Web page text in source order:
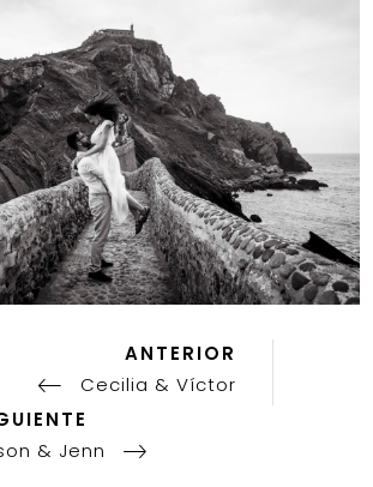
ANTERIOR
Cecilia & Víctor
& Jenn